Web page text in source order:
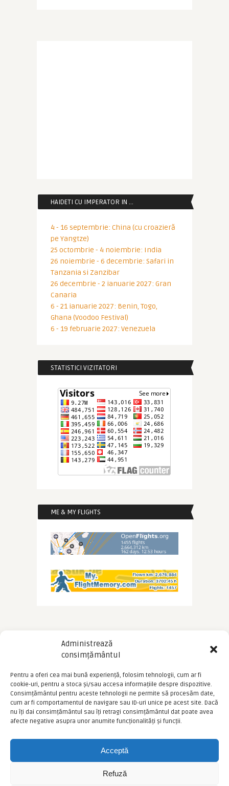
Administrează
consimțământul
Pentru a oferi cea mai bună experiență, folosim tehnologii, cum ar fi
cookie-uri, pentru a stoca și/sau accesa informațiile despre dispozitive.
Consimțământul pentru aceste tehnologii ne permite să procesăm date,
cum ar fi comportamentul de navigare sau ID-uri unice pe acest site. Dacă
nu îți dai consimțământul sau îți retragi consimțământul dat poate avea
afecte negative asupra unor anumite funcționalități și funcții.
Acceptă
Refuză
HAIDETI CU IMPERATOR IN …
4 - 16 septembrie: China (cu croazieră
pe Yangtze)
25 octombrie - 4 noiembrie: India
26 noiembrie - 6 decembrie: Safari in
Tanzania si Zanzibar
26 decembrie - 2 ianuarie 2027: Gran
Canaria
6 - 21 ianuarie 2027: Benin, Togo,
Ghana (Voodoo Festival)
6 - 19 februarie 2027: Venezuela
STATISTICI VIZITATORI
ME & MY FLIGHTS